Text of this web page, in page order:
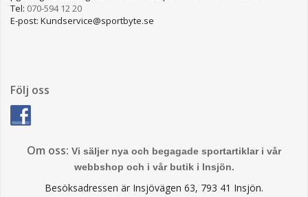
Tel: 070-594 12 20
E-post: Kundservice@sportbyte.se
Följ oss
Om oss: Vi säljer nya och begagade sportartiklar i vår
webbshop och i vår butik i Insjön.
Besöksadressen är Insjövägen 63, 793 41 Insjön.